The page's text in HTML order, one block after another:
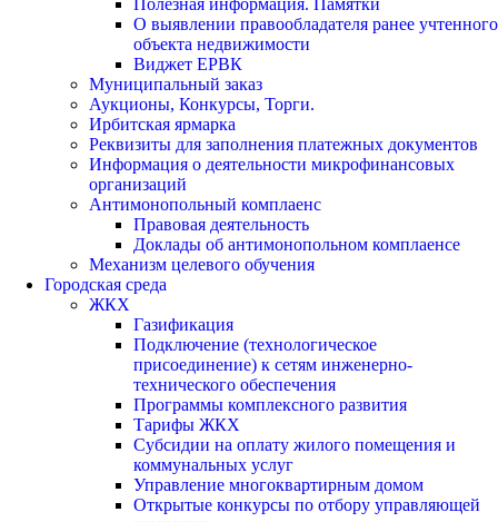
Полезная информация. Памятки
О выявлении правообладателя ранее учтенного
объекта недвижимости
Виджет ЕРВК
Муниципальный заказ
Аукционы, Конкурсы, Торги.
Ирбитская ярмарка
Реквизиты для заполнения платежных документов
Информация о деятельности микрофинансовых
организаций
Антимонопольный комплаенс
Правовая деятельность
Доклады об антимонопольном комплаенсе
Механизм целевого обучения
Городская среда
ЖКХ
Газификация
Подключение (технологическое
присоединение) к сетям инженерно-
технического обеспечения
Программы комплексного развития
Тарифы ЖКХ
Субсидии на оплату жилого помещения и
коммунальных услуг
Управление многоквартирным домом
Открытые конкурсы по отбору управляющей